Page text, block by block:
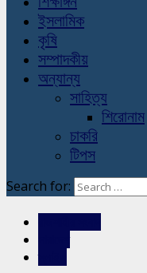
ইসলামিক
কৃষি
সম্পাদকীয়
অন্যান্য
সাহিত্য
শিরোনাম
চাকরি
টিপস
Search for: